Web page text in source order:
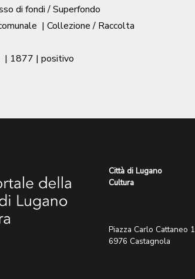
di fondi / Superfondo
| Collezione / Raccolta
| 1877 | positivo
Città di Lugano
Cultura
Piazza Carlo Cattaneo 1
6976 Castagnola